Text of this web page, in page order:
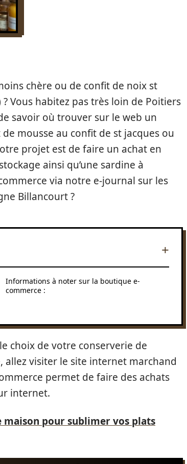
chère ou de confit de noix st
Vous habitez pas très loin de Poitiers
savoir où trouver sur le web un
mousse au confit de st jacques ou
projet est de faire un achat en
ainsi qu’une sardine à
via notre e-journal sur les
Billancourt ?
Informations à noter sur la boutique e-
commerce :
choix de votre conserverie de
allez visiter le site internet marchand
permet de faire des achats
internet.
pour sublimer vos plats